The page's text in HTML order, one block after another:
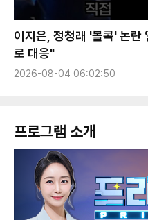
이지은, 정청래 '볼콕' 논란
로 대응"
2026-08-04 06:02:50
프로그램 소개